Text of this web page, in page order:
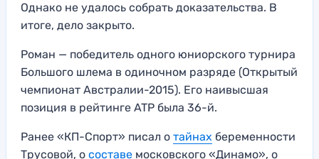
Однако не удалось собрать доказательства. В
итоге, дело закрыто.
Роман — победитель одного юниорского турнира
Большого шлема в одиночном разряде (Открытый
чемпионат Австралии-2015). Его наивысшая
позиция в рейтинге ATP была 36-й.
Ранее «КП-Спорт» писал о тайнах беременности
Трусовой, о составе московского «Динамо», о